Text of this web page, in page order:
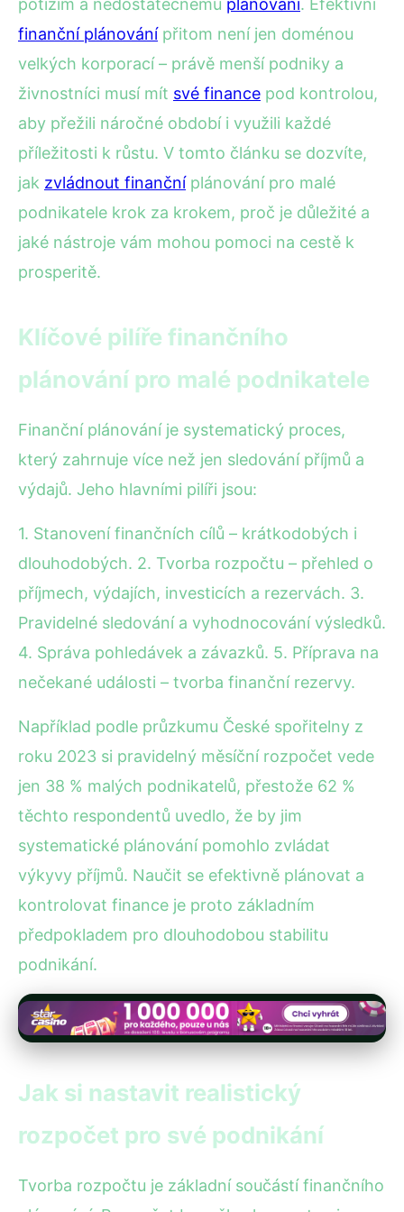
potížím a nedostatečnému plánování. Efektivní
finanční plánovánípřitom není jen doménou
velkých korporací – právě menší podniky a
živnostníci musí mít své finance pod kontrolou,
aby přežili náročné období i využili každé
příležitosti k růstu. V tomto článku se dozvíte,
jak zvládnout finančníplánování pro malé
podnikatele krok za krokem, proč je důležité a
jaké nástroje vám mohou pomoci na cestě k
prosperitě.
Klíčové pilíře finančního
plánování pro malé podnikatele
Finanční plánování je systematický proces,
který zahrnuje více než jen sledování příjmů a
výdajů. Jeho hlavními pilíři jsou:
1. Stanovení finančních cílů – krátkodobých i
dlouhodobých. 2. Tvorba rozpočtu – přehled o
příjmech, výdajích, investicích a rezervách. 3.
Pravidelné sledování a vyhodnocování výsledků.
4. Správa pohledávek a závazků. 5. Příprava na
nečekané události – tvorba finanční rezervy.
Například podle průzkumu České spořitelny z
roku 2023 si pravidelný měsíční rozpočet vede
jen 38 % malých podnikatelů, přestože 62 %
těchto respondentů uvedlo, že by jim
systematické plánování pomohlo zvládat
výkyvy příjmů. Naučit se efektivně plánovat a
kontrolovat finance je proto základním
předpokladem pro dlouhodobou stabilitu
podnikání.
Jak si nastavit realistický
rozpočet pro své podnikání
Tvorba rozpočtu je základní součástí finančního